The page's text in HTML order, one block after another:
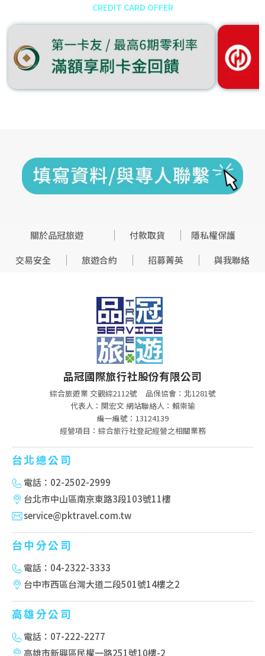
CREDIT CARD OFFER
關於品冠旅遊 付款取貨
隱私權保護
交易安全
旅遊合約 招募菁英 與我聯絡
品冠國際旅行社股份有限公司
綜合旅遊業 交觀綜2112號
品保協會：北1281號
代表人：関宏文 網站聯絡人：賴崇瑜
編一編號：13124139
經營項目：綜合旅行社登記經營之相關業務
台北總公司
電話：02-2502-2999
台北市中山區南京東路3段103號11樓
service@pktravel.com.tw
台中分公司
電話：04-2322-3333
台中市西區台灣大道二段501號14樓之2
高雄分公司
電話：07-222-2277
高雄市新興區民權一路251號10樓-2